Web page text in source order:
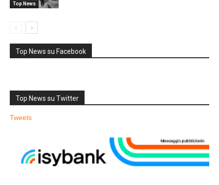
Top News
Top News su Facebook
Top News su Twitter
Tweets